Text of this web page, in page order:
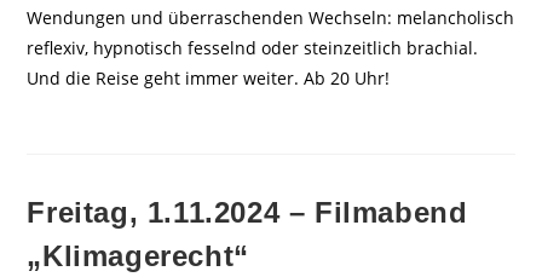
Wendungen und überraschenden Wechseln: melancholisch
reflexiv, hypnotisch fesselnd oder steinzeitlich brachial.
Und die Reise geht immer weiter. Ab 20 Uhr!
Freitag, 1.11.2024 – Filmabend
„Klimagerecht“